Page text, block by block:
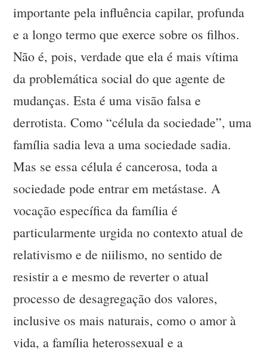
importante pela influência capilar, profunda
e a longo termo que exerce sobre os filhos.
Não é, pois, verdade que ela é mais vítima
da problemática social do que agente de
mudanças. Esta é uma visão falsa e
derrotista. Como “célula da sociedade”, uma
família sadia leva a uma sociedade sadia.
Mas se essa célula é cancerosa, toda a
sociedade pode entrar em metástase. A
vocação específica da família é
particularmente urgida no contexto atual de
relativismo e de niilismo, no sentido de
resistir a e mesmo de reverter o atual
processo de desagregação dos valores,
inclusive os mais naturais, como o amor à
vida, a família heterossexual e a